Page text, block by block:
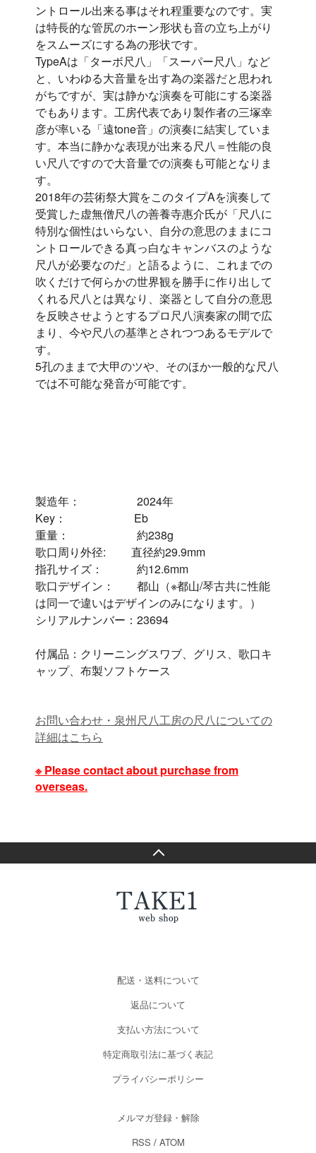
ントロール出来る事はそれ程重要なのです。実
は特長的な管尻のホーン形状も音の立ち上がり
をスムーズにする為の形状です。
TypeAは「ターボ尺八」「スーパー尺八」など
と、いわゆる大音量を出す為の楽器だと思われ
がちですが、実は静かな演奏を可能にする楽器
でもあります。工房代表であり製作者の三塚幸
彦が率いる「遠tone音」の演奏に結実していま
す。本当に静かな表現が出来る尺八＝性能の良
い尺八ですので大音量での演奏も可能となりま
す。
2018年の芸術祭大賞をこのタイプAを演奏して
受賞した虚無僧尺八の善養寺惠介氏が「尺八に
特別な個性はいらない、自分の意思のままにコ
ントロールできる真っ白なキャンバスのような
尺八が必要なのだ」と語るように、これまでの
吹くだけで何らかの世界観を勝手に作り出して
くれる尺八とは異なり、楽器として自分の意思
を反映させようとするプロ尺八演奏家の間で広
まり、今や尺八の基準とされつつあるモデルで
す。
5孔のままで大甲のツや、そのほか一般的な尺八
では不可能な発音が可能です。
製造年： 2024年
Key： Eb
重量： 約238g
歌口周り外径: 直径約29.9mm
指孔サイズ： 約12.6mm
歌口デザイン： 都山（※都山/琴古共に性能
は同一で違いはデザインのみになります。）
シリアルナンバー：23694
付属品：クリーニングスワブ、グリス、歌口キ
ャップ、布製ソフトケース
お問い合わせ・泉州尺八工房の尺八についての
詳細はこちら
※ Please contact about purchase from
overseas.
配送・送料について
返品について
支払い方法について
特定商取引法に基づく表記
プライバシーポリシー
メルマガ登録・解除
RSS / ATOM